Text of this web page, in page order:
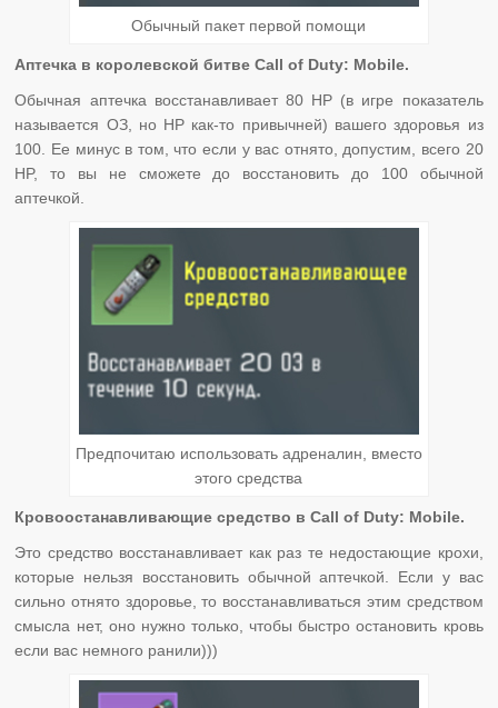
Обычный пакет первой помощи
Аптечка в королевской битве Call of Duty: Mobile.
Обычная аптечка восстанавливает 80 HP (в игре показатель
называется ОЗ, но HP как-то привычней) вашего здоровья из
100. Ее минус в том, что если у вас отнято, допустим, всего 20
HP, то вы не сможете до восстановить до 100 обычной
аптечкой.
Предпочитаю использовать адреналин, вместо
этого средства
Кровоостанавливающие средство в Call of Duty: Mobile.
Это средство восстанавливает как раз те недостающие крохи,
которые нельзя восстановить обычной аптечкой. Если у вас
сильно отнято здоровье, то восстанавливаться этим средством
смысла нет, оно нужно только, чтобы быстро остановить кровь
если вас немного ранили)))